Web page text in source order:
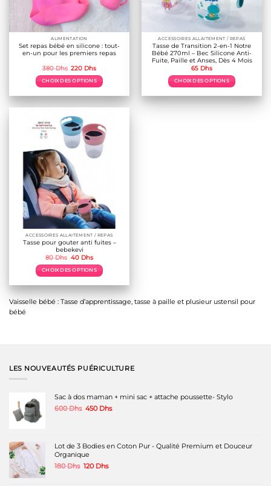
ALIMENTATION
Set repas bébé en silicone : tout-
en-un pour les premiers repas
380Dhs Le
initial
était :
380 Dhs.
220 DhsLe
actuel
est :
220 Dhs.
CHOIX DES OPTIONS
a
plusieurs
variations.
Les
options
peuvent
être
choisies
sur
la
page
du
produit
ACCESSOIRES ALLAITEMENT / REPAS
Tasse de Transition 2-en-1 Notre
Bébé 270ml – Bec Silicone Anti-
Fuite, Paille et Anses, Dès 4 Mois
65 Dhs
CHOIX DES OPTIONS
ACCESSOIRES ALLAITEMENT / REPAS
Tasse pour gouter anti fuites –
bebekevi
80Dhs Le
initial
était :
80 Dhs.
40 DhsLe
actuel
est :
40 Dhs.
CHOIX DES OPTIONS
a
peuvent
choisies
sur
du
produit
Vaisselle bébé : Tasse d’apprentissage, tasse à paille et plusieur ustensil pour
bébé
LES NOUVEAUTÉS PUÉRICULTURE
Sac à dos maman + mini sac + attache poussette- Stylo
600Dhs Le
600 Dhs.
450 DhsLe
450 Dhs.
Lot de 3 Bodies en Coton Pur - Qualité Premium et Douceur
Organique
180Dhs Le
120 DhsLe